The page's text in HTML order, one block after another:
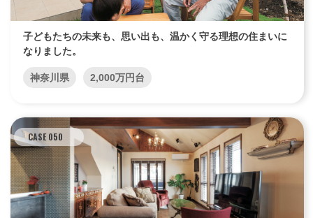
子どもたちの未来も、思い出も、温かく守る理想の住まいに
なりました。
神奈川県 2,000万円台
CASE 050